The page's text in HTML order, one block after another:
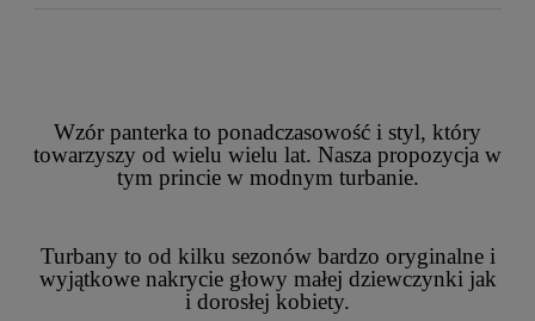
Wzór panterka to ponadczasowość i styl, który
towarzyszy od wielu wielu lat. Nasza propozycja w
tym princie w modnym turbanie.
Turbany to od kilku sezonów bardzo oryginalne i
wyjątkowe nakrycie głowy małej dziewczynki jak
i dorosłej kobiety.